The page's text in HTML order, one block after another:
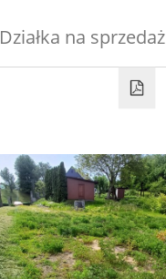
Działka na sprzedaż